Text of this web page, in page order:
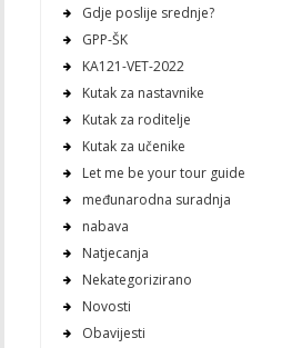
Gdje poslije srednje?
GPP-ŠK
KA121-VET-2022
Kutak za nastavnike
Kutak za roditelje
Kutak za učenike
Let me be your tour guide
međunarodna suradnja
nabava
Natjecanja
Nekategorizirano
Novosti
Obavijesti